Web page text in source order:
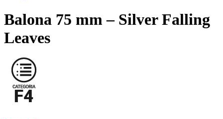
Balona 75 mm – Silver Falling
Leaves